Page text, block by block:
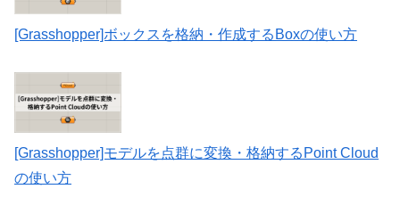
[Grasshopper]ボックスを格納・作成するBoxの使い方
[Grasshopper]モデルを点群に変換・格納するPoint Cloud
の使い方